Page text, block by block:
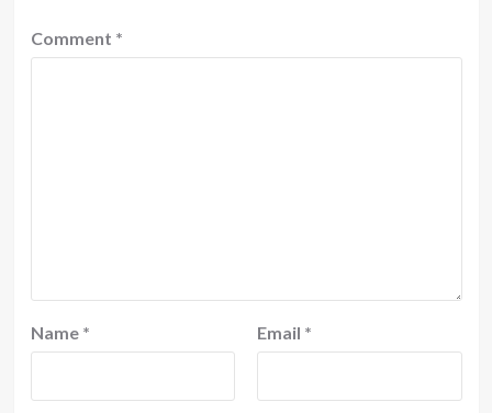
Comment *
Name * Email *